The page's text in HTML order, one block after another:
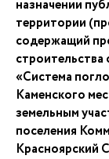
назначении
территории
содержащий
«Система
Каменского
земельным
поселения
Красноярский